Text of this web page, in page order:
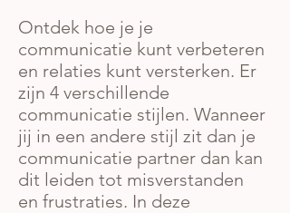
Ontdek hoe je je
communicatie kunt verbeteren
en relaties kunt versterken. Er
zijn 4 verschillende
communicatie stijlen. Wanneer
jij in een andere stijl zit dan je
communicatie partner dan kan
dit leiden tot misverstanden
en frustraties. In deze